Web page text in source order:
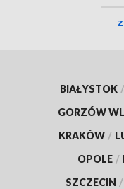
BIAŁYSTOK /
GORZÓW
KRAKÓW /
OPOLE /
SZCZECIN /